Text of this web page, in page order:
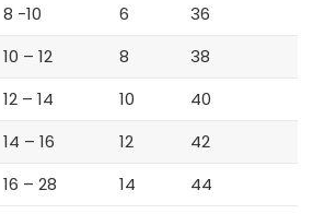
8 -10 6
36
10 – 12 8
38
12 – 14 10
40
14 – 16 12
42
16 – 28 14 44